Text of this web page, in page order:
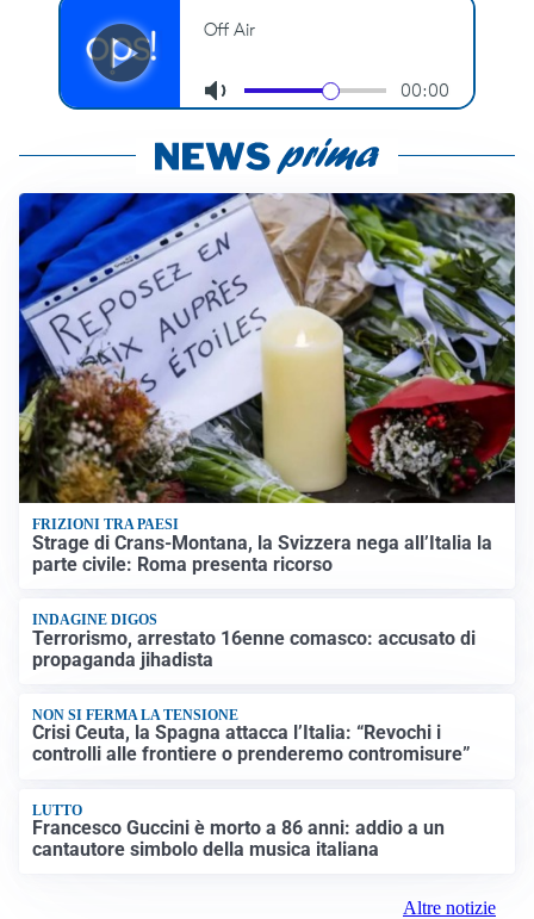
FRIZIONI TRA PAESI
Strage di Crans-Montana, la Svizzera nega all’Italia la
parte civile: Roma presenta ricorso
INDAGINE DIGOS
Terrorismo, arrestato 16enne comasco: accusato di
propaganda jihadista
NON SI FERMA LA TENSIONE
Crisi Ceuta, la Spagna attacca l’Italia: “Revochi i
controlli alle frontiere o prenderemo contromisure”
LUTTO
Francesco Guccini è morto a 86 anni: addio a un
cantautore simbolo della musica italiana
Altre notizie